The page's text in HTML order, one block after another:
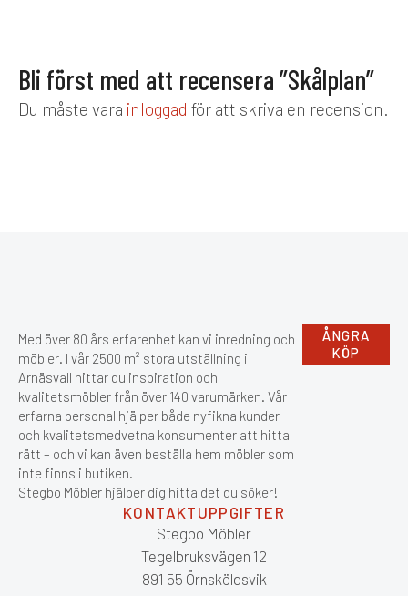
Bli först med att recensera ”Skålplan”
Du måste vara inloggad för att skriva en recension.
Med över 80 års erfarenhet kan vi inredning och
möbler. I vår 2500 m² stora utställning i
Arnäsvall hittar du inspiration och
kvalitetsmöbler från över 140 varumärken. Vår
erfarna personal hjälper både nyfikna kunder
och kvalitetsmedvetna konsumenter att hitta
rätt – och vi kan även beställa hem möbler som
inte finns i butiken.
Stegbo Möbler hjälper dig hitta det du söker!
ÅNGRA
KÖP
KONTAKTUPPGIFTER
Stegbo Möbler
Tegelbruksvägen 12
891 55 Örnsköldsvik